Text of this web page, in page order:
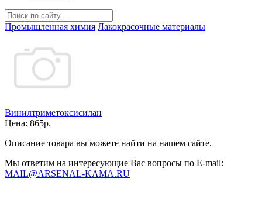
Промышленная химия Лакокрасочные материалы
Винилтриметоксисилан
Цена: 865р.
Описание товара вы можете найти на нашем сайте.
Мы ответим на интересующие Вас вопросы по E-mail:
MAIL@ARSENAL-KAMA.RU